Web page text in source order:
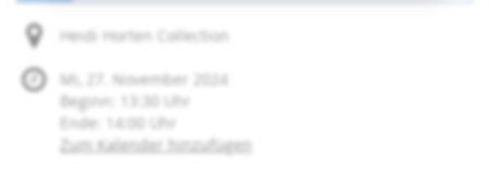
Heidi Horten Collection
Mi, 27. November 2024
Beginn:
13:30
Uhr
Ende:
14:00
Uhr
Zum Kalender hinzufügen